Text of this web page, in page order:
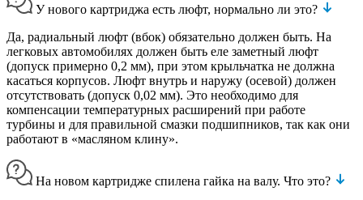
У нового картриджа есть люфт, нормально ли это?
Да, радиальный люфт (вбок) обязательно должен быть. На
легковых автомобилях должен быть еле заметный люфт
(допуск примерно 0,2 мм), при этом крыльчатка не должна
касаться корпусов. Люфт внутрь и наружу (осевой) должен
отсутствовать (допуск 0,02 мм). Это необходимо для
компенсации температурных расширений при работе
турбины и для правильной смазки подшипников, так как они
работают в «масляном клину».
На новом картридже спилена гайка на валу. Что это?